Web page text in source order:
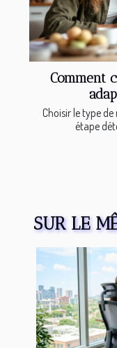
Comment
Choisir le type
étape
SUR LE